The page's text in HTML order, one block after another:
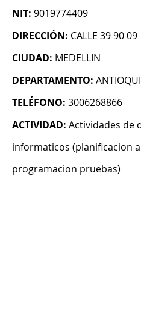
NIT: 9019774409
DIRECCIÓN: CALLE 39 90 09
CIUDAD: MEDELLIN
DEPARTAMENTO:
TELÉFONO: 3006268866
ACTIVIDAD: Actividades de
informaticos (planificacion
programacion pruebas)